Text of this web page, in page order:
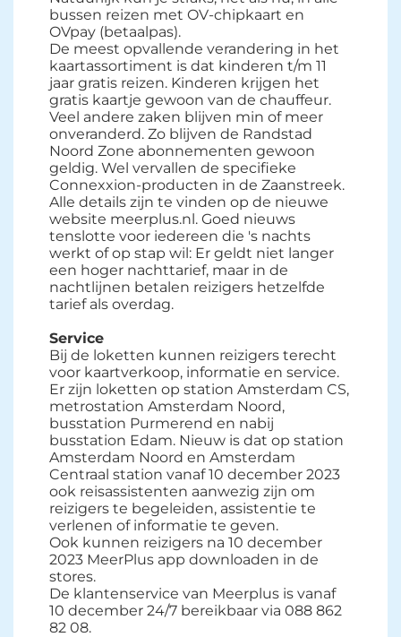
bussen reizen met OV-chipkaart en
OVpay (betaalpas).
De meest opvallende verandering in het
kaartassortiment is dat kinderen t/m 11
jaar gratis reizen. Kinderen krijgen het
gratis kaartje gewoon van de chauffeur.
Veel andere zaken blijven min of meer
onveranderd. Zo blijven de Randstad
Noord Zone abonnementen gewoon
geldig. Wel vervallen de specifieke
Connexxion-producten in de Zaanstreek.
Alle details zijn te vinden op de nieuwe
website meerplus.nl. Goed nieuws
tenslotte voor iedereen die 's nachts
werkt of op stap wil: Er geldt niet langer
een hoger nachttarief, maar in de
nachtlijnen betalen reizigers hetzelfde
tarief als overdag.
Service
Bij de loketten kunnen reizigers terecht
voor kaartverkoop, informatie en service.
Er zijn loketten op station Amsterdam CS,
metrostation Amsterdam Noord,
busstation Purmerend en nabij
busstation Edam. Nieuw is dat op station
Amsterdam Noord en Amsterdam
Centraal station vanaf 10 december 2023
ook reisassistenten aanwezig zijn om
reizigers te begeleiden, assistentie te
verlenen of informatie te geven.
Ook kunnen reizigers na 10 december
2023 MeerPlus app downloaden in de
stores.
De klantenservice van Meerplus is vanaf
10 december 24/7 bereikbaar via 088 862
82 08.